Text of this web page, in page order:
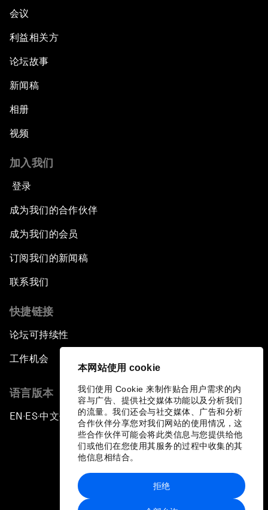
本网站使用 cookie
我们使用 Cookie 来制作贴合用户需求的内
容与广告、提供社交媒体功能以及分析我们
的流量。我们还会与社交媒体、广告和分析
合作伙伴分享您对我们网站的使用情况，这
些合作伙伴可能会将此类信息与您提供给他
们或他们在您使用其服务的过程中收集的其
他信息相结合。
拒绝
会议
利益相关方
论坛故事
新闻稿
相册
视频
加入我们
登录
成为我们的合作伙伴
成为我们的会员
订阅我们的新闻稿
联系我们
快捷链接
论坛可持续性
工作机会
语言版本
EN ▪ES▪中文▪ 日本語